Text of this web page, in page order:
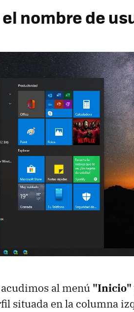
nombre de
al menú "Inicio"
situada en la columna